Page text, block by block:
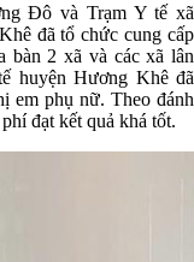
Đô và Trạm Y tế xã
đã tổ chức cung cấp
bàn 2 xã và các xã lân
huyện Hương Khê đã
em phụ nữ. Theo đánh
đạt kết quả khá tốt.